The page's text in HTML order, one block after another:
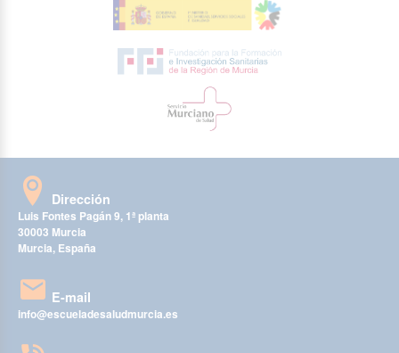
Dirección
Luis Fontes Pagán 9, 1ª planta
30003 Murcia
Murcia, España
E-mail
info@escueladesaludmurcia.es